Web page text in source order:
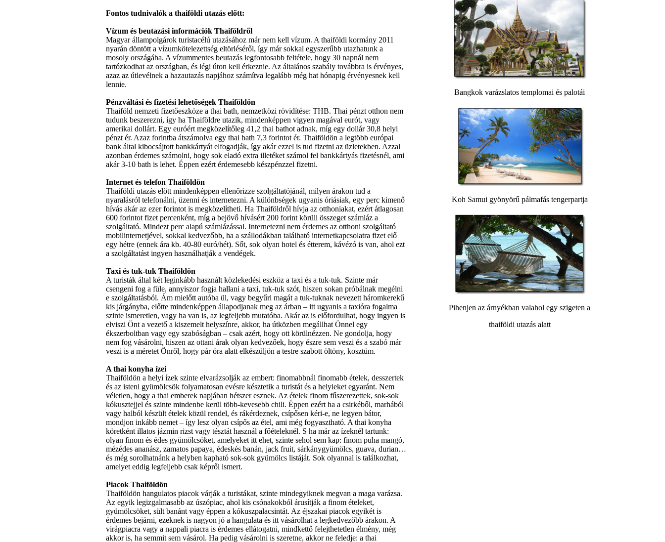
Fontos tudnivalók a thaiföldi utazás előtt:
Vízum és beutazási információk Thaiföldről
Magyarállampolgárok turistacélú utazásához már nem kell vízum. A thaiföldi kormány 2011
nyarán döntött a vízumkötelezettség eltörléséről, így már sokkal egyszerűbb utazhatunk a
mosoly országába. A vízummentes beutazás legfontosabb feltétele, hogy 30 napnál nem
tartózkodhat az országban, és légi úton kell érkeznie. Az általános szabály továbbra is érvényes,
azaz az útlevélnek a hazautazás napjához számítva legalább még hat hónapig érvényesnek kell
lennie.
Pénzváltási és fizetési lehetőségek Thaiföldön
Thaiföld nemzeti fizetőeszköze a thai bath, nemzetközi rövidítése: THB. Thai pénzt otthon nem
tudunk beszerezni, így ha Thaiföldre utazik, mindenképpen vigyen magával eurót, vagy
amerikai dollárt. Egy euróért megközelítőleg 41,2 thai bathot adnak, míg egy dollár30,8 helyi
pénzt ér. Azaz forintba átszámolva egy thai bath 7,3 forintot ér. Thaiföldön a legtöbb európai
bank által kibocsájtott bankkártyát elfogadják, így akár ezzel is tud fizetni az üzletekben. Azzal
azonban érdemes számolni, hogy sok eladó extra illetéket számol fel bankkártyás fizetésnél, ami
akár3-10 bath is lehet. Éppen ezért érdemesebb készpénzzel fizetni.
Internet és telefon Thaiföldön
Thaiföldi utazás előtt mindenképpen ellenőrizze szolgáltatójánál, milyen árakon tud a
nyaralásról telefonálni, üzenni és internetezni. A különbségek ugyanis óriásiak, egy perc kimenő
hívás akár az ezer forintot is megközelítheti. Ha Thaiföldről hívja az otthoniakat, ezért átlagosan
600 forintot fizet percenként, míg a bejövő hívásért 200 forint körüli összeget számláz a
szolgáltató. Mindezt perc alapú számlázással. Internetezni nem érdemes az otthoni szolgáltató
mobilinternetjével, sokkal kedvezőbb, ha a szállodákban található internetkapcsolatra fizet elő
egy hétre (ennek ára kb. 40-80 euró/hét). Sőt, sok olyan hotel és étterem, kávézó is van, ahol ezt
a szolgáltatást ingyen használhatják a vendégek.
Taxi és tuk-tuk Thaiföldön
A turisták által két leginkább használt közlekedési eszköz a taxi és a tuk-tuk. Szinte már
csengeni fog a füle, annyiszor fogja hallani a taxi, tuk-tuk szót, hiszen sokan próbálnak megélni
e szolgáltatásból. Ám mielőtt autóba ül, vagy begyűri magát a tuk-tuknak nevezett háromkerekű
kis járgányba, előtte mindenképpen állapodjanak meg az árban – itt ugyanis a taxióra fogalma
szinte ismeretlen, vagy ha van is, az legfeljebb mutatóba. Akár az is előfordulhat, hogy ingyen is
elviszi Önt a vezető a kiszemelt helyszínre, akkor, ha útközben megállhat Önnel egy
ékszerboltban vagy egy szabóságban – csak azért, hogy ott körülnézzen. Ne gondolja, hogy
nem fog vásárolni, hiszen az ottani árak olyan kedvezőek, hogy észre sem veszi és a szabó már
veszi is a méretet Önről, hogy pár óra alatt elkészüljön a testre szabott öltöny, kosztüm.
A thai konyha ízei
Thaiföldön a helyi ízek szinte elvarázsolják az embert: finomabbnál finomabb ételek, desszertek
és az isteni gyümölcsök folyamatosan evésre késztetik a turistát és a helyieket egyaránt. Nem
véletlen, hogy a thai emberek napjában hétszer esznek. Az ételek finom fűszerezettek, sok-sok
kókusztejjel és szinte mindenbe kerül több-kevesebb chili. Éppen ezért ha a csirkéből, marhából
vagy halból készült ételek közül rendel, és rákérdeznek, csípősen kéri-e, ne legyen bátor,
mondjon inkább nemet – így lesz olyan csípős az étel, ami még fogyasztható. A thai konyha
köretként illatos jázmin rizst vagy tésztát használ a főételeknél. S ha már az ízeknél tartunk:
olyan finom és édes gyümölcsöket, amelyeket itt ehet, szinte sehol sem kap: finom puha mangó,
mézédes ananász, zamatos papaya, édeskés banán, jack fruit, sárkánygyümölcs, guava, durian…
és még sorolhatnánk a helyben kapható sok-sok gyümölcs listáját. Sok olyannal is találkozhat,
amelyet eddig legfeljebb csak képről ismert.
Piacok Thaiföldön
Thaiföldön hangulatos piacok várják a turistákat, szinte mindegyiknek megvan a maga varázsa.
Az egyik legizgalmasabb az úszópiac, ahol kis csónakokból árusítják a finom ételeket,
gyümölcsöket, sült banánt vagy éppen a kókuszpalacsintát. Az éjszakai piacok egyikét is
érdemes bejárni, ezeknek is nagyon jó a hangulata és itt vásárolhat a legkedvezőbb árakon. A
virágpiacra vagy a nappali piacra is érdemes ellátogatni, mindkettő felejthetetlen élmény, még
akkoris, ha semmit sem vásárol. Ha pedig vásárolni is szeretne, akkorne feledje: a thai
Bangkok varázslatos templomai és palotái
Koh Samui gyönyörű pálmafás tengerpartja
Pihenjen az árnyékban valahol egy szigeten a
thaiföldi utazás alatt